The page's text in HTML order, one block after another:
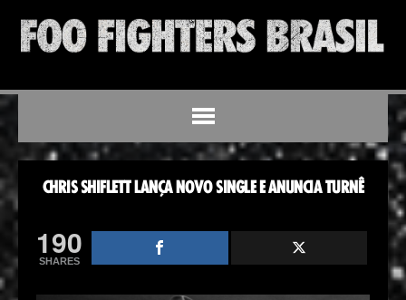
CHRIS SHIFLETT LANÇA NOVO SINGLE E ANUNCIA TURNÊ
190
SHARES